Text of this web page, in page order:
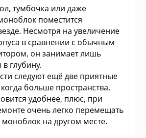
Программное
Мышки
Программное
Сумки и чехлы
Кейсы и
Сканеры
Принтеры и
Стиральные
Термопоты
Техника для
Холодильники
Шкафы для
для ИБП
Шкафы
Многомод
Лестницы,
аксессуары
Маски, очки и
Экраны для
тумбочка или даже
поместится
Несмотря на увеличение
в сравнении с обычным
он занимает лишь
глубину.
следуют ещё две приятные
больше пространства,
удобнее, плюс, при
очень легко перемещать
на другом месте.